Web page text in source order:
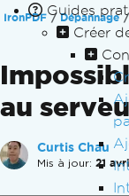
Guides
Créer
IronPDF Dépannage
au
Curtis Chau
Mis à jour: 21